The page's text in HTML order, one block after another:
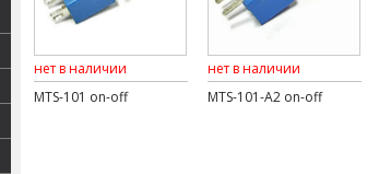
нет в наличии
MTS-101 on-off
нет в наличии
MTS-101-A2 on-off